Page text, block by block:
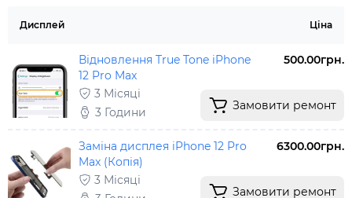
Дисплей Ціна
Відновлення True Tone iPhone
12 Pro Max
3 Місяці
500.00грн.
3 Години Замовити ремонт
Заміна дисплея iPhone 12 Pro
Max (Копія)
3 Місяці
6300.00грн.
Замовити ремонт